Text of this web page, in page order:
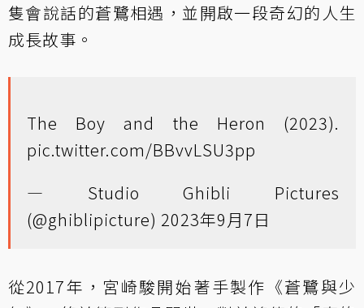
隻會說話的蒼鷺相遇，並開啟一段奇幻的人生
成長故事。
The Boy and the Heron (2023).
pic.twitter.com/BBvvLSU3pp
— Studio Ghibli Pictures
(@ghiblipicture) 2023年9月7日
從2017年，宮崎駿開始著手製作《蒼鷺與少